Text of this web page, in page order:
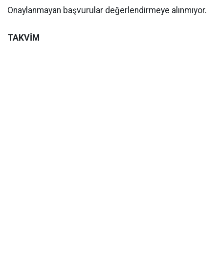
Onaylanmayan başvurular değerlendirmeye alınmıyor.
TAKVİM